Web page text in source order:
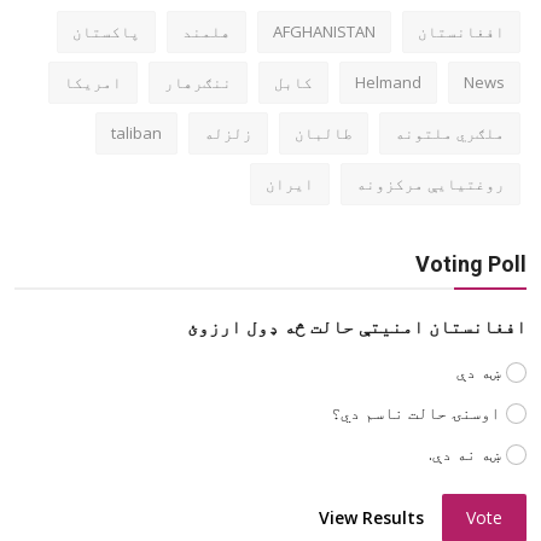
افغانستان AFGHANISTAN هلمند پاکستان
News
Helmand کابل ننګرهار امریکا
ملګري ملتونه طالبان زلزله taliban
روغتیایې مرکزونه ایران
Voting Poll
افغانستان امنیتې حالت څه ډول ارزوئ
ښه دې
اوسنۍ حالت ناسم دي؟
ښه نه دې.
Vote
View Results